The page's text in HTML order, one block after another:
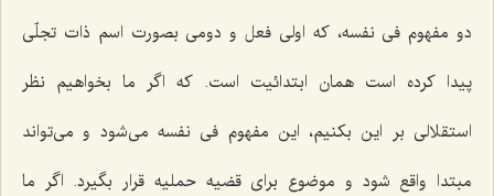
دو مفهوم فى نفسه، كه اولى فعل و دومى بصورت اسم ذات تجلّى
پیدا كرده است همان ابتدائیت است. كه اگر ما بخواهیم نظر
استقلالى بر این بكنیم، این مفهوم فى نفسه مى‌شود و مى‌تواند
مبتدا واقع شود و موضوع براى قضیه حملیه قرار بگیرد. اگر ما